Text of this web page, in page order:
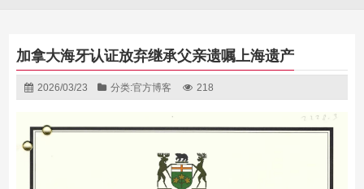
加拿大海牙认证放弃继承父亲遗嘱上海遗产
2026/03/23 分类:官方博客 218